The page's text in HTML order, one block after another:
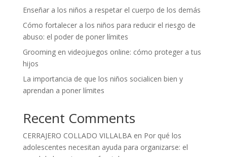
Enseñar a los niños a respetar el cuerpo de los demás
Cómo fortalecer a los niños para reducir el riesgo de
abuso: el poder de poner límites
Grooming en videojuegos online: cómo proteger a tus
hijos
La importancia de que los niños socialicen bien y
aprendan a poner límites
Recent Comments
CERRAJERO COLLADO VILLALBAen Por qué los
adolescentes necesitan ayuda para organizarse: el